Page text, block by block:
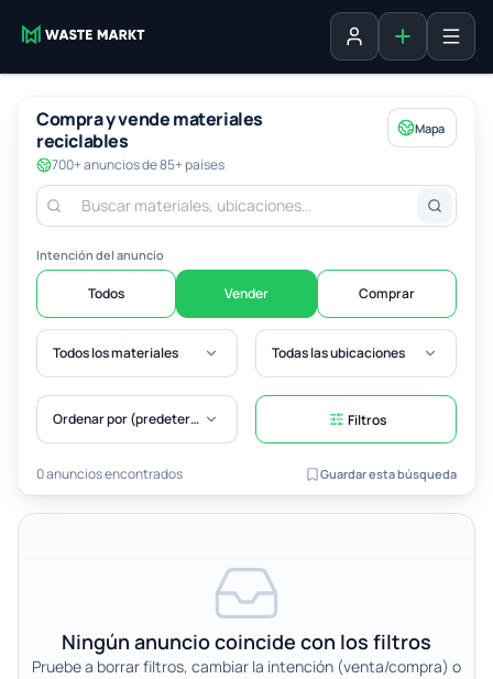
Iniciar sesión
Agregar
Compra y vende materiales
reciclables
700+ anuncios de 85+ países
Mapa
Intención del anuncio
Todos Vender Comprar
Todos los materiales Todas las ubicaciones
Ordenar por (predeterminado) Filtros
0 anuncios encontrados Guardar esta búsqueda
Ningún anuncio coincide con los filtros
Pruebe a borrar filtros, cambiar la intención (venta/compra) o